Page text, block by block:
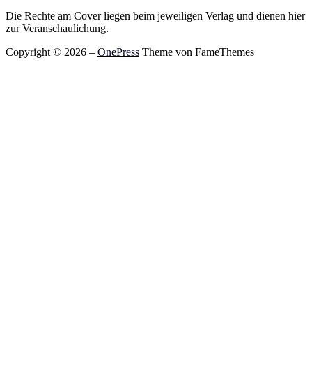
Die Rechte am Cover liegen beim jeweiligen Verlag und dienen hier
zur Veranschaulichung.
Copyright © 2026 – OnePress Theme von FameThemes